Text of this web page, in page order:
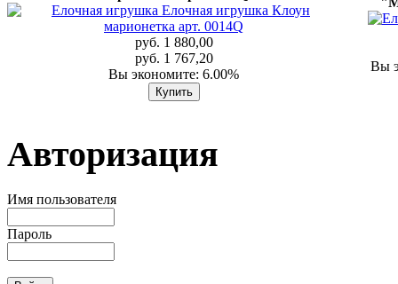
руб. 1 880,00
руб. 1 767,20
Вы экономите: 6.00%
Вы
Авторизация
Имя пользователя
Пароль